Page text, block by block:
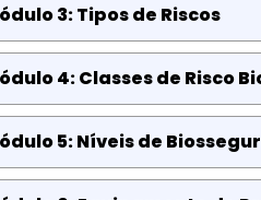
3: Tipos de Riscos
4: Classes de Risco
5: Níveis de